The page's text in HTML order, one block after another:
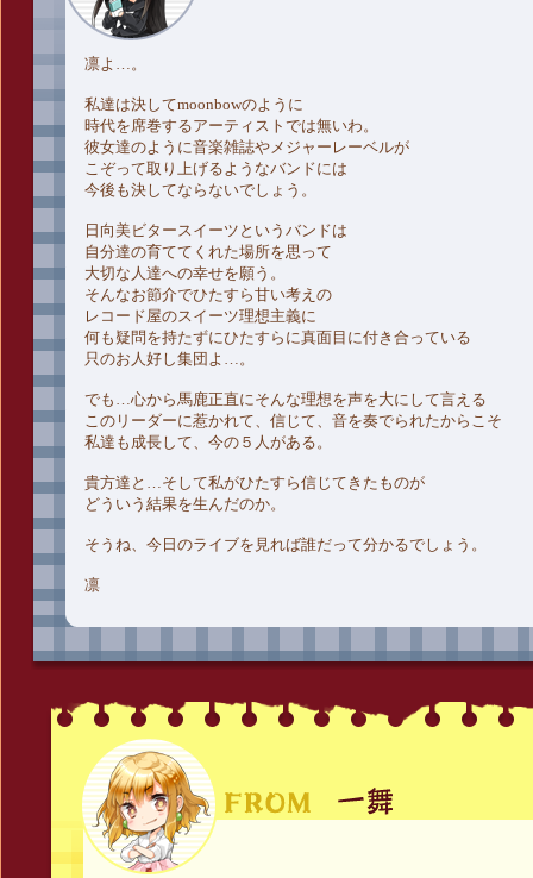
凛よ…。
私達は決してmoonbowのように
時代を席巻するアーティストでは無いわ。
彼女達のように音楽雑誌やメジャーレーベルが
こぞって取り上げるようなバンドには
今後も決してならないでしょう。
日向美ビタースイーツというバンドは
自分達の育ててくれた場所を思って
大切な人達への幸せを願う。
そんなお節介でひたすら甘い考えの
レコード屋のスイーツ理想主義に
何も疑問を持たずにひたすらに真面目に付き合っている
只のお人好し集団よ…。
でも…心から馬鹿正直にそんな理想を声を大にして言える
このリーダーに惹かれて、信じて、音を奏でられたからこそ
私達も成長して、今の５人がある。
貴方達と…そして私がひたすら信じてきたものが
どういう結果を生んだのか。
そうね、今日のライブを見れば誰だって分かるでしょう。
凛